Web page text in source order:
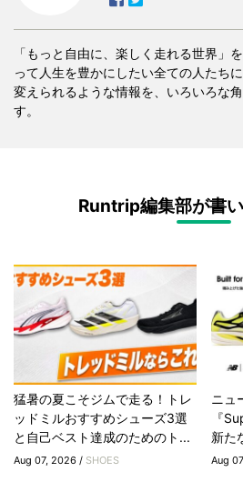
「もっと自由に、楽しく走れる世界」
って人生を豊かにしたい全ての人たち
変えられるような情報を、いろいろな
す。
Runtrip編集部が書
猛暑の夏こそジムで走る！トレ
ッドミルおすすめシューズ3選
と自己ベスト達成のためのト...
Aug 07, 2026 / SHOES
ニュ
『
新た
Aug